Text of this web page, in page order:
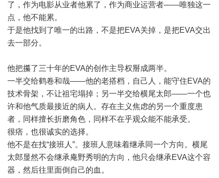
了，作为电影从业者他累了，作为商业运营者——唯独这一
点，他不能累。
于是他找到了唯一的出路，不是把EVA关掉，是把EVA交出
去一部分。
他把攥了三十年的EVA的创作主导权掰成两半。
一半交给鹤卷和哉——他的老搭档，自己人，能守住EVA的
技术骨架，不让祖宅塌掉；另一半交给横尾太郎——一个也
许和他气质最接近的病人。存在主义焦虑的另一个重度患
者，同样擅长折磨角色，同样不在乎观众能不能承受。
很痞，也很诚实的选择。
他不是在找“接班人”。接班人意味着继承同一个方向。横尾
太郎显然不会继承庵野秀明的方向，他只会继承EVA这个容
器，然后往里面倒自己的血。